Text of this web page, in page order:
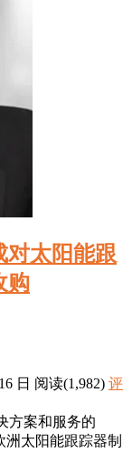
对太阳能跟
购
日 阅读(1,982) 评
方案和服务的
洲太阳能跟踪器制